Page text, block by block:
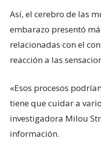
Así, el cerebro de las
embarazo presentó
relacionadas con el
reacción a las
«Esos procesos
tiene que cuidar a
investigadora Milou
información.